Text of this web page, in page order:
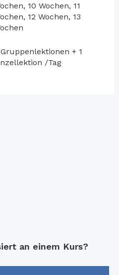
10 Wochen, 11
12 Wochen, 13
+ 1
/Tag
an einem Kurs?